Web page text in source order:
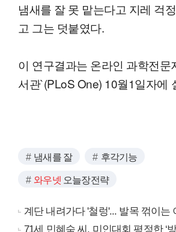
냄새를 잘 못 맡는다고 지레 걱
고 그는 덧붙였다.
이 연구결과는 온라인 과학전문
서관`(PLoS One) 10월1일자에
냄새를 잘 후각기능
와우넷 오늘장전략
계단 내려가다 '철렁'... 발목 꺾이는
71세 민혜숙 씨, 미인대회 평정한 ‘